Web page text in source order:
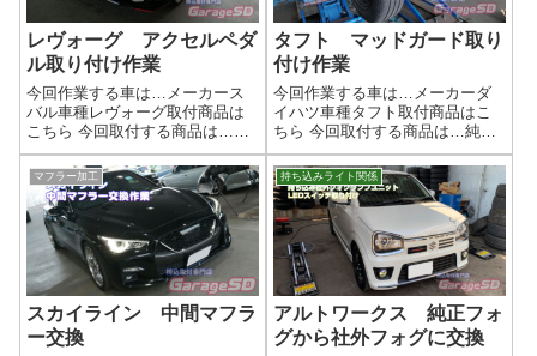
レヴォーグ アクセルペダ
ル取り付け作業
今回作業する車は…メーカース
バル車種レヴォーグ取付商品は
こちら 今回取付する商品は…ア
クセルペダル取付です商品によ
っては、穴あけ加工が必要だっ
たり取り付け方はイロイロです(
ﾟДﾟ)作業写真変更完了です。作
業完了アクセルペダルの取り付
けもガ...
タフト マッドガード取り
付け作業
今回作業する車は…メーカーダ
イハツ車種タフト取付商品はこ
ちら 今回取付する商品は…純正
のマッドガードですかね！
Amazonにも売ってます('ω')ノ作
業写真リフトで上げてしまって
タイヤを外してしまえば、取り
付けは簡単です。作業完了四駆
っぽく...
マフラー加工
スカイライン 中間マフラ
ー交換
持ち込みライト関係
アルトワークス 純正フォ
グから社外フォグに交換